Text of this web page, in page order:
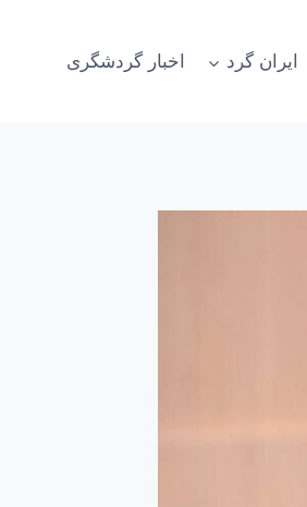
ایران گرد اخبار گردشگری